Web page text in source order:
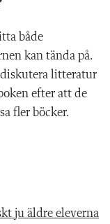
både
kan tända på.
litteratur
efter att de
fler böcker.
ju äldre eleverna